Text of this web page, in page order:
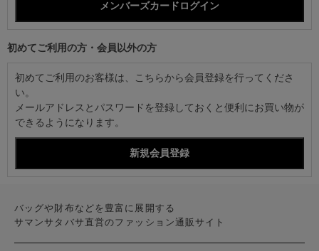
初めてご利用の方・会員以外の方
初めてご利用のお客様は、こちらから会員登録を行ってくださ
い。
メールアドレスとパスワードを登録しておくと便利にお買い物が
できるようになります。
バッグや財布などを豊富に展開する
サマンサタバサ直営のファッション通販サイト